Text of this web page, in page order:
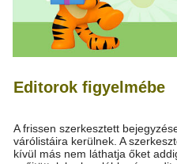
Editorok figyelmébe
A frissen szerkesztett
várólistáira kerülnek. A
kívül más nem láthatja őket